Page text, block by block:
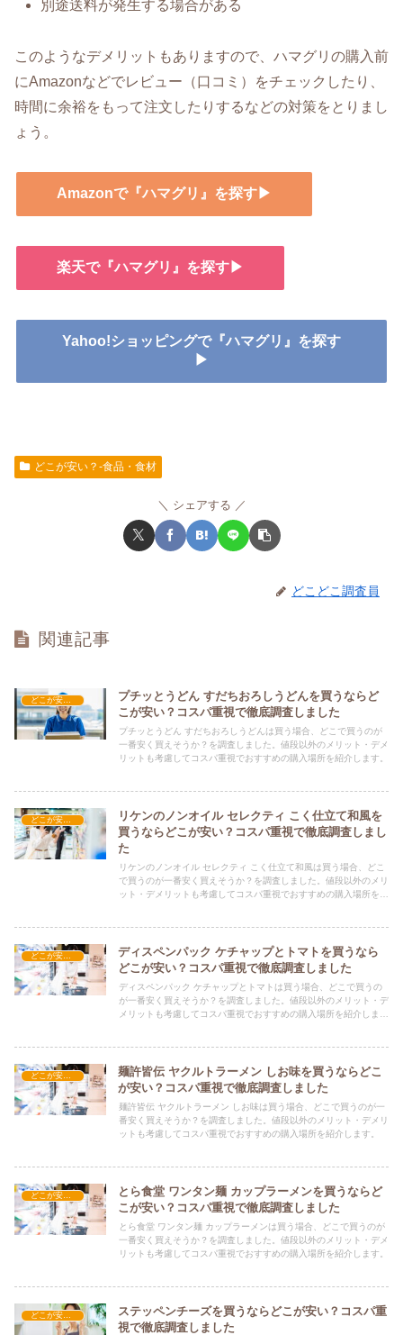
別途送料が発生する場合がある
このようなデメリットもありますので、ハマグリの購入前
にAmazonなどでレビュー（口コミ）をチェックしたり、
時間に余裕をもって注文したりするなどの対策をとりまし
ょう。
Amazonで『ハマグリ』を探す▶
楽天で『ハマグリ』を探す▶
Yahoo!ショッピングで『ハマグリ』を探す
▶
どこが安い？-食品・食材
シェアする
どこどこ調査員
関連記事
どこが安い？-食品・食材
プチッとうどん すだちおろしうどんを買うならど
こが安い？コスパ重視で徹底調査しました
プチッとうどん すだちおろしうどんは買う場合、どこで買うのが
一番安く買えそうか？を調査しました。値段以外のメリット・デメ
リットも考慮してコスパ重視でおすすめの購入場所を紹介します。
どこが安い？-食品・食材
リケンのノンオイル セレクティ こく仕立て和風を
買うならどこが安い？コスパ重視で徹底調査しまし
た
リケンのノンオイル セレクティ こく仕立て和風は買う場合、どこ
で買うのが一番安く買えそうか？を調査しました。値段以外のメリ
ット・デメリットも考慮してコスパ重視でおすすめの購入場所を紹
どこが安い？-食品・食材
ディスペンパック ケチャップとトマトを買うなら
どこが安い？コスパ重視で徹底調査しました
ディスペンパック ケチャップとトマトは買う場合、どこで買うの
が一番安く買えそうか？を調査しました。値段以外のメリット・デ
メリットも考慮してコスパ重視でおすすめの購入場所を紹介しま
どこが安い？-食品・食材
麺許皆伝 ヤクルトラーメン しお味を買うならどこ
が安い？コスパ重視で徹底調査しました
麺許皆伝 ヤクルトラーメン しお味は買う場合、どこで買うのが一
番安く買えそうか？を調査しました。値段以外のメリット・デメリ
ットも考慮してコスパ重視でおすすめの購入場所を紹介します。
とら食堂 ワンタン麺 カップラーメンを買うならど
こが安い？コスパ重視で徹底調査しました
とら食堂 ワンタン麺 カップラーメンは買う場合、どこで買うのが
一番安く買えそうか？を調査しました。値段以外のメリット・デメ
リットも考慮してコスパ重視でおすすめの購入場所を紹介します。
ステッペンチーズを買うならどこが安い？コスパ重
視で徹底調査しました